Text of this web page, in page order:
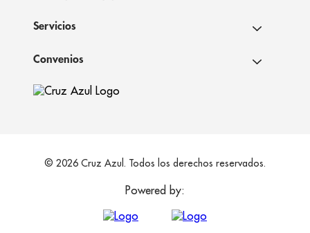
Servicios
Convenios
© 2026 Cruz Azul. Todos los derechos reservados.
Powered by: